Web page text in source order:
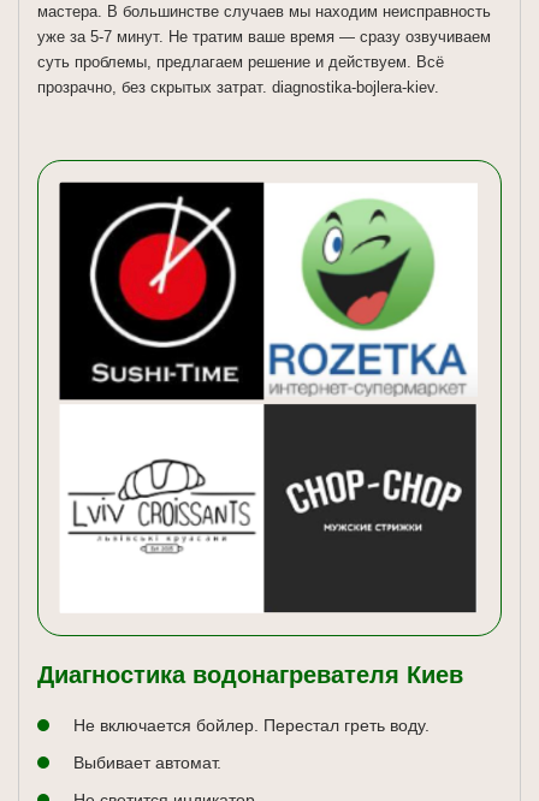
мастера. В большинстве случаев мы находим неисправность
уже за 5-7 минут. Не тратим ваше время — сразу озвучиваем
суть проблемы, предлагаем решение и действуем. Всё
прозрачно, без скрытых затрат. diagnostika-bojlera-kiev.
Диагностика водонагревателя Киев
Не включается бойлер. Перестал греть воду.
Выбивает автомат.